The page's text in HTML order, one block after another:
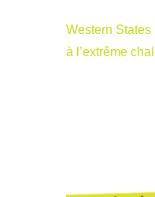
Western
à l’extrême